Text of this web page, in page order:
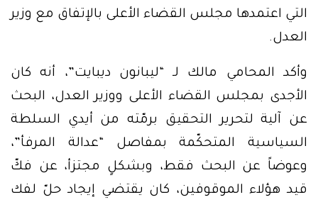
التي اعتمدها مجلس القضاء الأعلى بالإتفاق مع وزير
العدل.
وأكد المحامي مالك لـ “ليبانون ديبايت”، أنه كان
الأجدى بمجلس القضاء الأعلى ووزير العدل، البحث
عن آلية لتحرير التحقيق برمّته من أيدي السلطة
السياسية المتحكّمة بمفاصل “عدالة المرفأ”،
وعوضاً عن البحث فقط، وبشكلٍ مجتزأ، عن فكّ
قيد هؤلاء الموقوفين، كان يقتضي إيجاد حلّ لفك